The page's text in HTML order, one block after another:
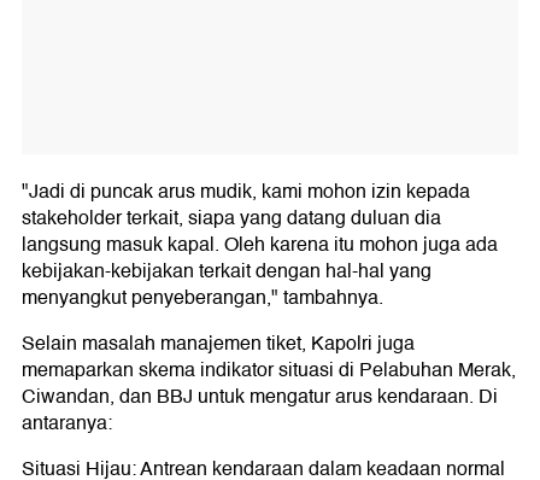
"Jadi di puncak arus mudik, kami mohon izin kepada
stakeholder terkait, siapa yang datang duluan dia
langsung masuk kapal. Oleh karena itu mohon juga ada
kebijakan-kebijakan terkait dengan hal-hal yang
menyangkut penyeberangan," tambahnya.
Selain masalah manajemen tiket, Kapolri juga
memaparkan skema indikator situasi di Pelabuhan Merak,
Ciwandan, dan BBJ untuk mengatur arus kendaraan. Di
antaranya:
Situasi Hijau: Antrean kendaraan dalam keadaan normal